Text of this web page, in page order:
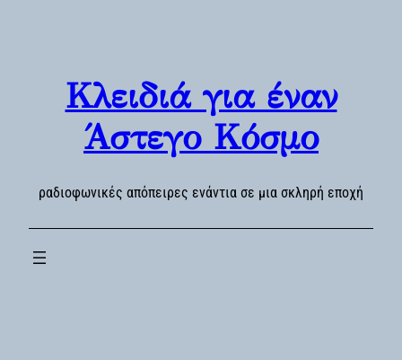
Κλειδιά για έναν
Άστεγο Κόσμο
ραδιοφωνικές απόπειρες ενάντια σε μια σκληρή εποχή